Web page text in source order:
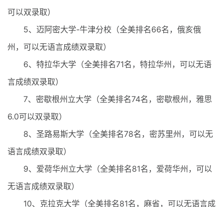
可以双录取）
5、迈阿密大学-牛津分校（全美排名66名，俄亥俄
州，可以无语言成绩双录取）
6、特拉华大学（全美排名71名，特拉华州，可以无语
言成绩双录取）
7、密歇根州立大学（全美排名74名，密歇根州，雅思
6.0可以双录取）
8、圣路易斯大学（全美排名78名，密苏里州，可以无
语言成绩双录取）
9、爱荷华州立大学（全美排名81名，爱荷华州，可以
无语言成绩双录取）
10、克拉克大学（全美排名81名，麻省，可以无语言成